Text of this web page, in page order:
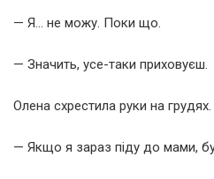
— Я… не можу. Поки що.
— Значить, усе-таки приховуєш.
Олена схрестила руки на
— Якщо я зараз піду до мами,